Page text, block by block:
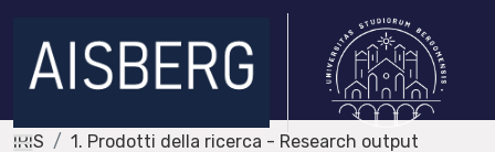
IRIS
1. Prodotti della ricerca - Research output